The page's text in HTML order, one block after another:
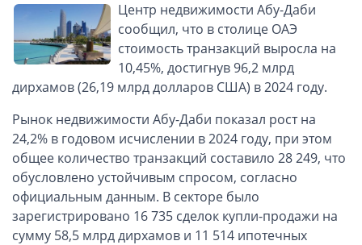
Kомпания в Канаде с лицензией MSB
Казахстан (компания и счёт)
Открытие счета в банках Казахстана
Платежная система Гонконга
Платежная система Маврикия
Платежная система Казахстана
ОАЭ, Дубай (компания и счёт)
ОАЭ, Аджман (компания и счёт)
Оффшоры в Панаме
Центр недвижимости Абу-Даби
сообщил, что в столице ОАЭ
стоимость транзакций выросла на
10,45%, достигнув 96,2 млрд
дирхамов (26,19 млрд долларов США) в 2024 году.
Рынок недвижимости Абу-Даби показал рост на
24,2% в годовом исчислении в 2024 году, при этом
общее количество транзакций составило 28 249, что
обусловлено устойчивым спросом, согласно
официальным данным. В секторе было
зарегистрировано 16 735 сделок купли-продажи на
сумму 58,5 млрд дирхамов и 11 514 ипотечных